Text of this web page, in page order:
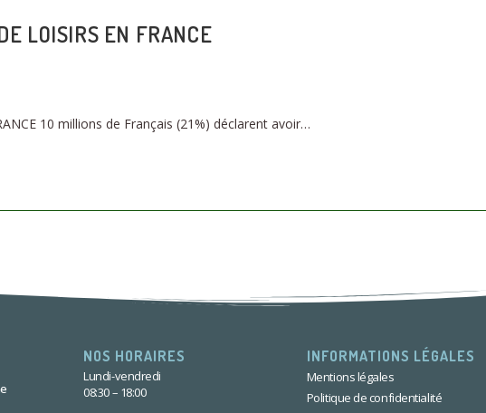
LOISIRS EN FRANCE
10 millions de Français (21%) déclarent avoir…
NOS HORAIRES
Lundi-vendredi
08:30 – 18:00
INFORMATIONS LÉGALES
Mentions légales
Politique de confidentialité